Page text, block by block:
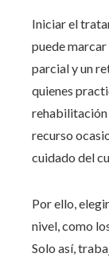
Iniciar el
puede
parcial y un
quienes
rehabilitación
recurso
cuidado del
Por ello,
nivel, como
Solo así,